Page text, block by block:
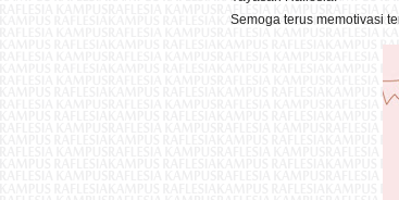
Semoga terus memotivasi